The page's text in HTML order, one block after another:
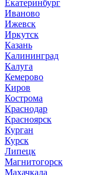
Екатеринбург
Иваново
Ижевск
Иркутск
Казань
Калининград
Калуга
Кемерово
Киров
Кострома
Краснодар
Красноярск
Курган
Курск
Липецк
Магнитогорск
Махачкала